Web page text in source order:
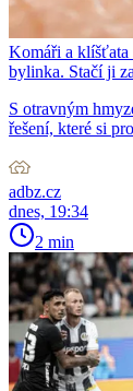
Komáři a klíšťata
bylinka. Stačí ji
S otravným
řešení, které si
adbz.cz
dnes, 19:34
2 min